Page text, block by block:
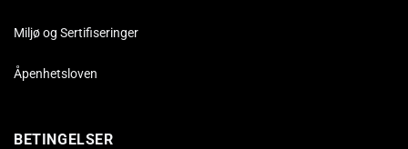
Miljø og Sertifiseringer
Åpenhetsloven
BETINGELSER